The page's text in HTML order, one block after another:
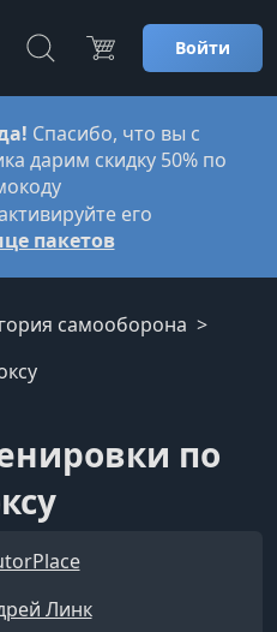
Войти
Спасибо, что вы с
дарим скидку 50% по
его
пакетов
самооборона
по
Линк